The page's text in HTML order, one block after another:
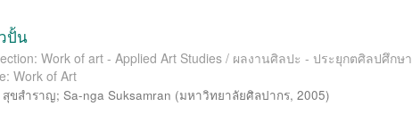
ปั้น
Work of art - Applied Art Studies / ผลงานศิลปะ - ประยุกตศิลปศึกษา
Work of Art
สุขสำราญ;Sa-nga Suksamran (มหาวิทยาลัยศิลปากร,2005)